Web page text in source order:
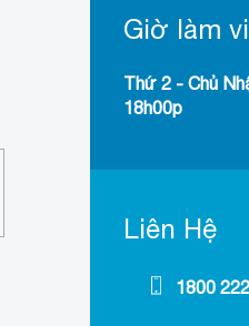
Giờ làm
Thứ 2 - Chủ
18h00p
Liên Hệ
1800